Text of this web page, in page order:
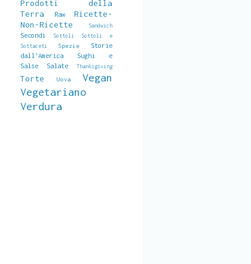
Prodotti della
Terra
Raw
Ricette-
Non-Ricette
Sandwich
Secondi Sottoli
Sottoli e
Sottaceti
Spezie
Storie
dall'America
Sughi e
Salse Salate
Thanksgiving
Torte Uova
Vegan
Vegetariano
Verdura